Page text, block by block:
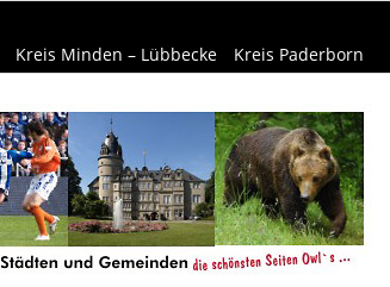
Kreis Minden – Lübbecke Kreis Paderborn